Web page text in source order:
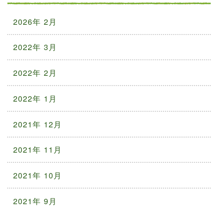
2026年 2月
2022年 3月
2022年 2月
2022年 1月
2021年 12月
2021年 11月
2021年 10月
2021年 9月